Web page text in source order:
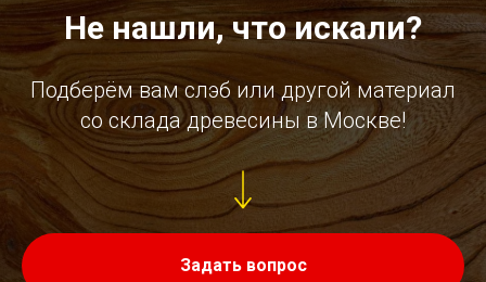
Не нашли, что искали?
Подберём вам слэб или другой материал
со склада древесины в Москве!
Задать вопрос